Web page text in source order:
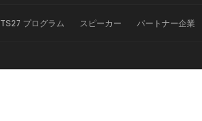
TS27 プログラム スピーカー パートナー企業